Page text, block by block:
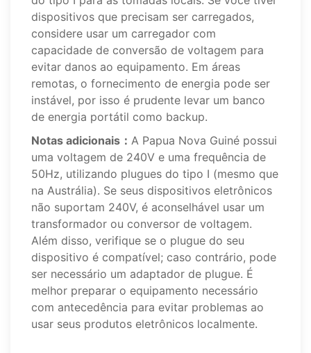
dispositivos que precisam ser carregados,
considere usar um carregador com
capacidade de conversão de voltagem para
evitar danos ao equipamento. Em áreas
remotas, o fornecimento de energia pode ser
instável, por isso é prudente levar um banco
de energia portátil como backup.
Notas adicionais： A Papua Nova Guiné possui
uma voltagem de 240V e uma frequência de
50Hz, utilizando plugues do tipo I (mesmo que
na Austrália). Se seus dispositivos eletrônicos
não suportam 240V, é aconselhável usar um
transformador ou conversor de voltagem.
Além disso, verifique se o plugue do seu
dispositivo é compatível; caso contrário, pode
ser necessário um adaptador de plugue. É
melhor preparar o equipamento necessário
com antecedência para evitar problemas ao
usar seus produtos eletrônicos localmente.